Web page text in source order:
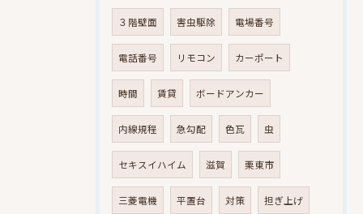
３階壁面 害虫駆除 電場番号
電話番号 リモコン カーポート
時間 賃貸 ボードアンカー
内線規程 急勾配 色瓦 虫
セキスイハイム 滋賀 栗東市
三菱電機 平置台 対策 担ぎ上げ